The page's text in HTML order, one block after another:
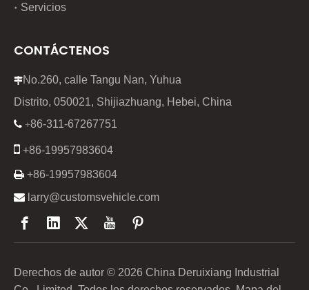
Servicios
CONTÁCTENOS
No.260, calle Tangu Nan, Yuhua
Distrito, 050021, Shijiazhuang, Hebei, China
 +86-311-67267751
 +86-19957983604
 +86-19957983604
 larry@customsvehicle.com
Derechos de autor © 2026 China Deruixiang Industrial